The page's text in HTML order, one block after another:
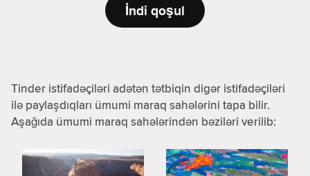
İndi qoşul
Tinder istifadəçiləri adətən tətbiqin digər istifadəçiləri
ilə paylaşdıqları ümumi maraq sahələrini tapa bilir.
Aşağıda ümumi maraq sahələrindən bəziləri verilib: